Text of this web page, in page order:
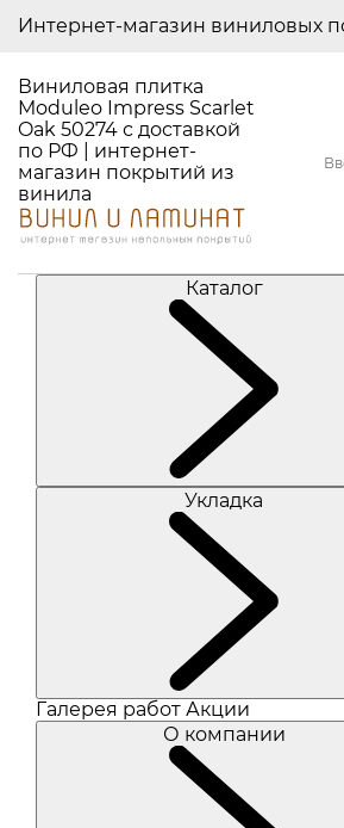
Интернет-магазин виниловых
Виниловая плитка
Moduleo Impress Scarlet
Oak 50274 с доставкой
по РФ | интернет-
магазин покрытий из
винила
Каталог
Укладка
Галерея работ Акции
О компании